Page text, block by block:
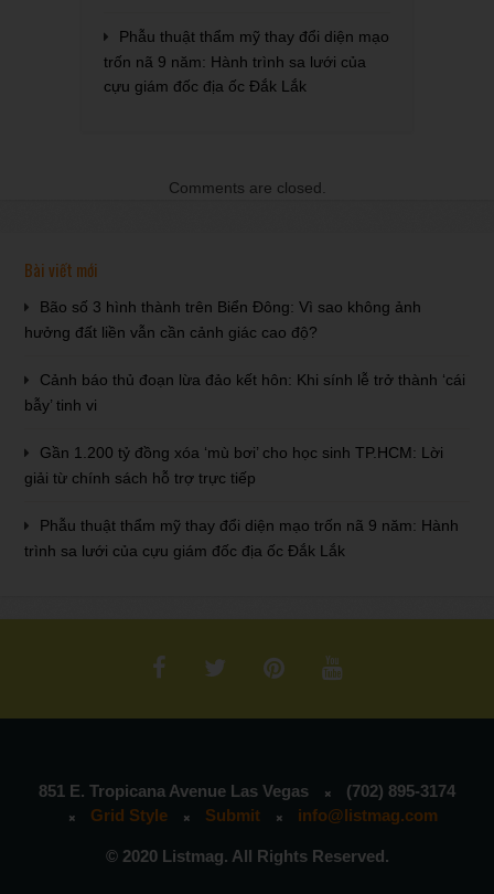
Phẫu thuật thẩm mỹ thay đổi diện mạo
trốn nã 9 năm: Hành trình sa lưới của
cựu giám đốc địa ốc Đắk Lắk
Comments are closed.
Bài viết mới
Bão số 3 hình thành trên Biển Đông: Vì sao không ảnh
hưởng đất liền vẫn cần cảnh giác cao độ?
Cảnh báo thủ đoạn lừa đảo kết hôn: Khi sính lễ trở thành ‘cái
bẫy’ tinh vi
Gần 1.200 tỷ đồng xóa ‘mù bơi’ cho học sinh TP.HCM: Lời
giải từ chính sách hỗ trợ trực tiếp
Phẫu thuật thẩm mỹ thay đổi diện mạo trốn nã 9 năm: Hành
trình sa lưới của cựu giám đốc địa ốc Đắk Lắk
851 E. Tropicana Avenue Las Vegas
(702) 895-3174
Grid Style
Submit info@listmag.com
© 2020 Listmag. All Rights Reserved.